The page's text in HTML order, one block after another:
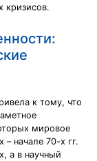
кризисов.
к тому, что
мировое
начале 70-х гг.
а в научный